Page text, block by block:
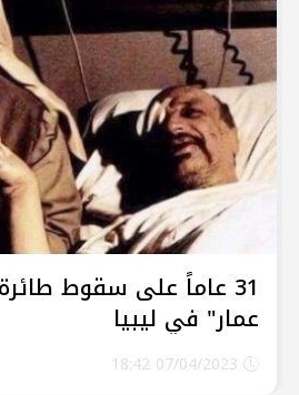
31 عاماً على سقوط
عمار" في ليبيا